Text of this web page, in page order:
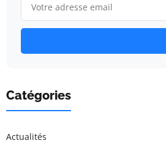
Catégories
Actualités